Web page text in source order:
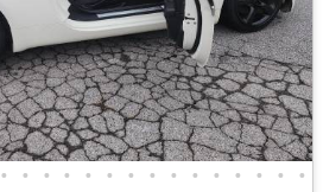
• • • • • • • • • • • • • • •